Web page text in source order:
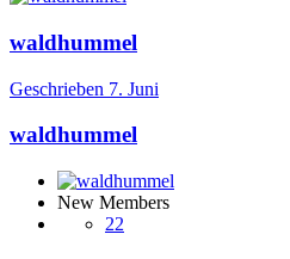
waldhummel
Geschrieben 7. Juni
waldhummel
New Members
22